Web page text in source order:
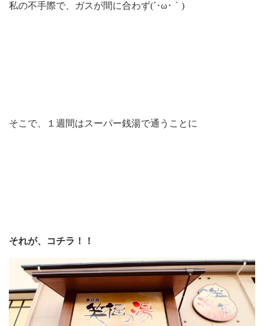
私の不手際で、ガスが間に合わず(´･ω･｀)
そこで、１週間はスーパー銭湯で通うことに
それが、コチラ！！